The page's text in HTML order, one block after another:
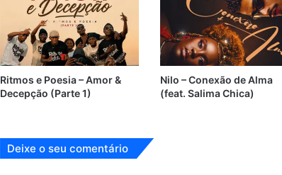
Ritmos e Poesia – Amor &
Decepção (Parte 1)
Nilo – Conexão de Alma
(feat. Salima Chica)
Deixe o seu comentário